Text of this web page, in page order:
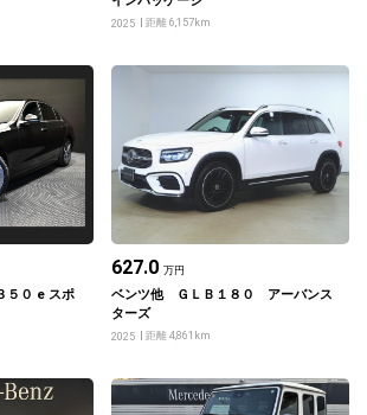
2025 距離 6,157km
５０ e スポ
627.0 万円
ベンツ他 ＧＬＢ１８０ アーバンス
ターズ
2025 距離 4,861km